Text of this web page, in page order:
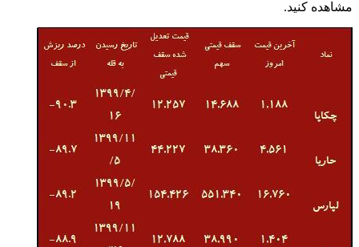
«لپارس» هست؛ و سایر این نماد‌ها را می‌توانید در جدول گزارش